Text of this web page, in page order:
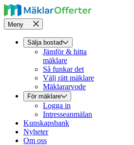
Meny
Sälja bostad
Jämför & hitta
mäklare
Så funkar det
Välj rätt mäklare
Mäklararvode
För mäklare
Logga in
Intresseanmälan
Kunskapsbank
Nyheter
Om oss